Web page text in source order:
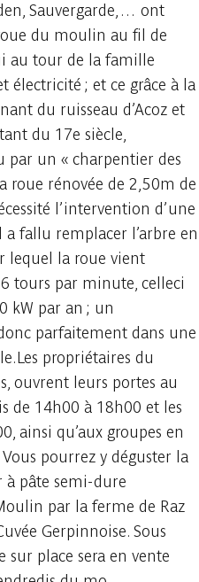
Sauvergarde,… ont
du moulin au fil de
au tour de la famille
électricité ; et ce grâce à la
du ruisseau d’Acoz et
du 17e siècle,
par un « charpentier des
roue rénovée de 2,50m de
l’intervention d’une
fallu remplacer l’arbre en
lequel la roue vient
tours par minute, celleci
kW par an ; un
parfaitement dans une
propriétaires du
ouvrent leurs portes au
de 14h00 à 18h00 et les
ainsi qu’aux groupes en
pourrez y déguster la
à pâte semi-dure
par la ferme de Raz
Gerpinnoise. Sous
place sera en vente